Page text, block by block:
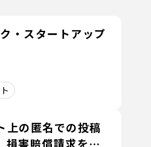
・スタートアップ
上の匿名での投稿
損害賠償請求を認